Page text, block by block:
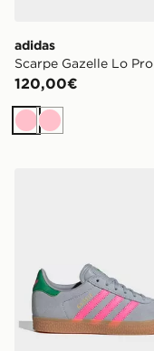
adidas
Scarpe Gazelle Lo Pro
120,00€
RosaRosa